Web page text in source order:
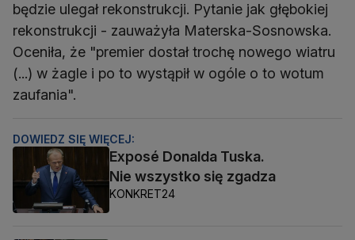
będzie ulegał rekonstrukcji. Pytanie jak głębokiej
rekonstrukcji - zauważyła Materska-Sosnowska.
Oceniła, że "premier dostał trochę nowego wiatru
(...) w żagle i po to wystąpił w ogóle o to wotum
zaufania".
DOWIEDZ SIĘ WIĘCEJ:
Exposé Donalda Tuska.
Nie wszystko się zgadza
KONKRET24